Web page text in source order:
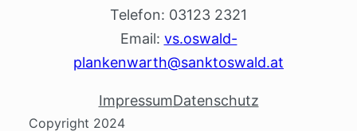
Telefon: 03123 2321
Email: vs.oswald-
plankenwarth@sanktoswald.at
ImpressumDatenschutz
Copyright 2024